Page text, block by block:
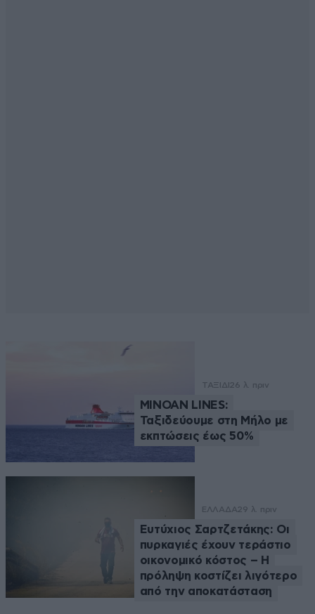
ΤΑΞΙΔΙ26 λ. πριν
MINOAN LINES:
Ταξιδεύουμε στη Μήλο με
εκπτώσεις έως 50%
ΕΛΛΑΔΑ29 λ. πριν
Ευτύχιος Σαρτζετάκης: Οι
πυρκαγιές έχουν τεράστιο
οικονομικό κόστος – Η
πρόληψη κοστίζει λιγότερο
από την αποκατάσταση